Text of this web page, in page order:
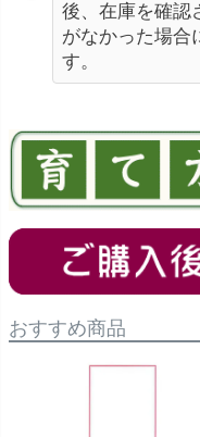
後、在庫を確認
がなかった場合
す。
おすすめ商品